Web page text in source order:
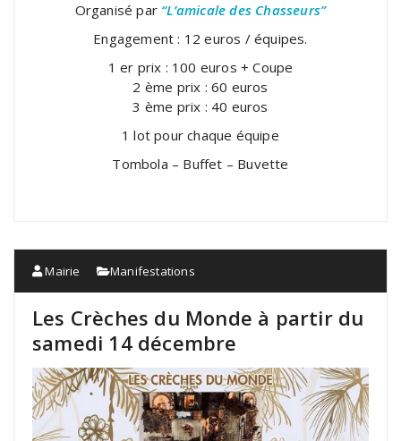
Organisé par “L’amicale des Chasseurs”
Engagement : 12 euros / équipes.
1 er prix : 100 euros + Coupe
2 ème prix : 60 euros
3 ème prix : 40 euros
1 lot pour chaque équipe
Tombola – Buffet – Buvette
Mairie Manifestations
Les Crèches du Monde à partir du
samedi 14 décembre